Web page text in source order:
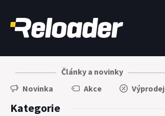
Články a novinky
Novinka
Akce Výprodej
Kategorie